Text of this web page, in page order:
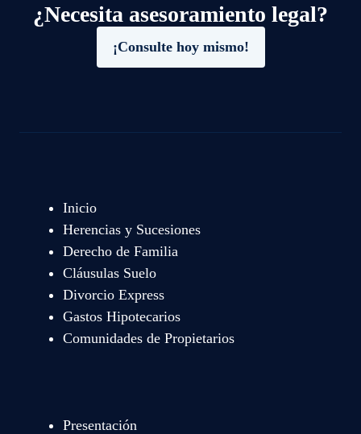
¿Necesita asesoramiento legal?
¡Consulte hoy mismo!
Inicio
Herencias y Sucesiones
Derecho de Familia
Cláusulas Suelo
Divorcio Express
Gastos Hipotecarios
Comunidades de Propietarios
Presentación